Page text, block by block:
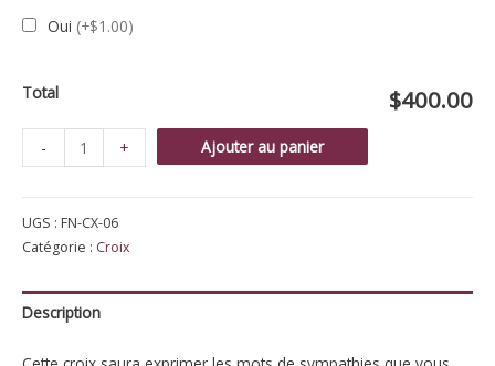
Oui (+$1.00)
Total $400.00
-
de
rosée
+ Ajouter au panier
UGS : FN-CX-06
Catégorie : Croix
Description